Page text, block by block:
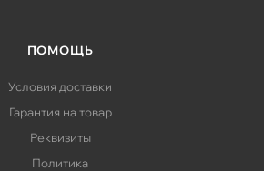
ПОМОЩЬ
Условия доставки
Гарантия на товар
Реквизиты
Политика